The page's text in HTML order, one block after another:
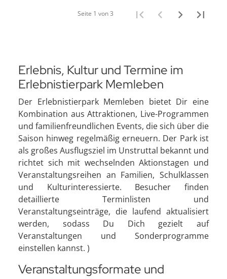
Seite 1 von 3
Erlebnis, Kultur und Termine im
Erlebnistierpark Memleben
Der Erlebnistierpark Memleben bietet Dir eine
Kombination aus Attraktionen, Live-Programmen
und familienfreundlichen Events, die sich über die
Saison hinweg regelmäßig erneuern. Der Park ist
als großes Ausflugsziel im Unstruttal bekannt und
richtet sich mit wechselnden Aktionstagen und
Veranstaltungsreihen an Familien, Schulklassen
und Kulturinteressierte. Besucher finden
detaillierte Terminlisten und
Veranstaltungseinträge, die laufend aktualisiert
werden, sodass Du Dich gezielt auf
Veranstaltungen und Sonderprogramme
einstellen kannst. )
Veranstaltungsformate und